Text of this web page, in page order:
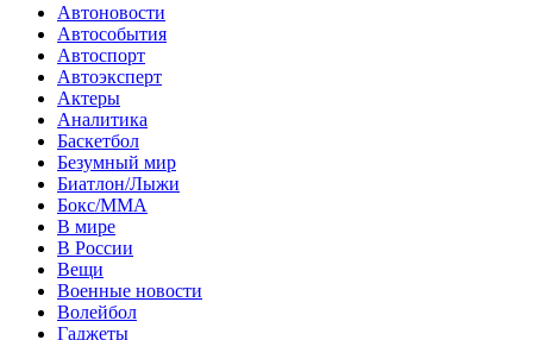
Автоновости
Автособытия
Автоспорт
Автоэксперт
Актеры
Аналитика
Баскетбол
Безумный мир
Биатлон/Лыжи
Бокс/MMA
В мире
В России
Вещи
Военные новости
Волейбол
Гаджеты